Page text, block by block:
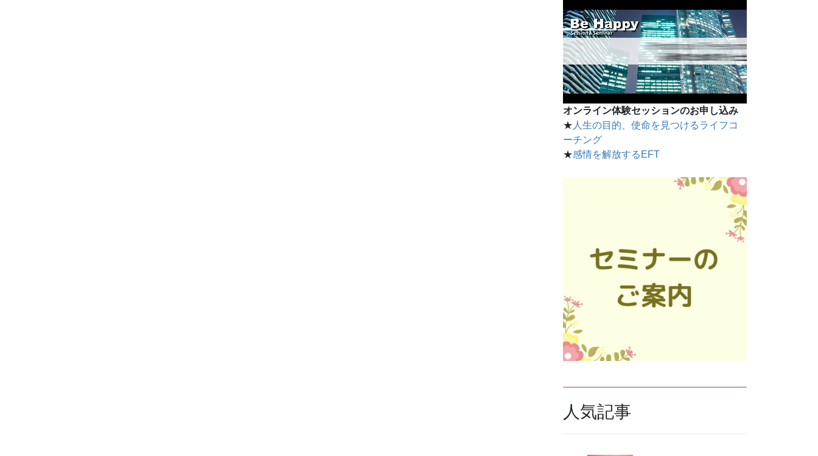
オンライン体験セッションのお申し込み
★ 人生の目的、使命を見つけるライフコ
ーチング
★感情を解放するEFT
人気記事